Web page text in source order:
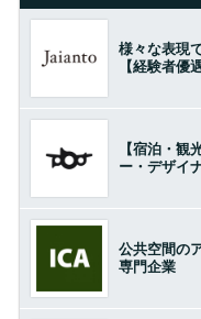
様々な表現
【経験者優
【宿泊・観
ー・デザイ
公共空間の
専門企業